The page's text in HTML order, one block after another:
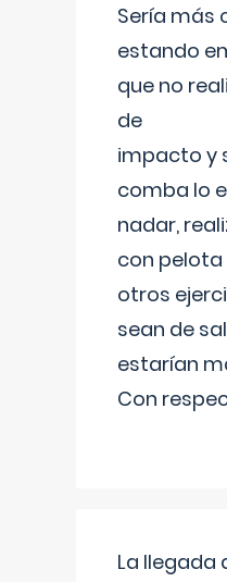
Sería más
estando
que no
de
impacto y
comba lo
nadar,
con pelota
otros
sean de
estarían
Con
La llegada